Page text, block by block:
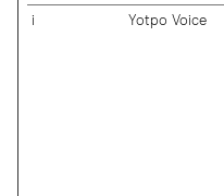
i Yotpo Voice